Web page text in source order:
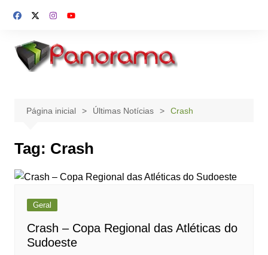
para
conteúdo
Página inicial Últimas Notícias Crash
Tag: Crash
Geral
Crash – Copa Regional das Atléticas do
Sudoeste